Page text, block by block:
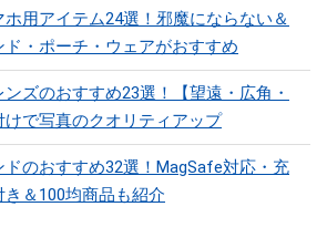
用アイテム24選！邪魔にならない＆
・ポーチ・ウェアがおすすめ
ズのおすすめ23選！【望遠・広角・
で写真のクオリティアップ
ドのおすすめ32選！MagSafe対応・充
＆100均商品も紹介